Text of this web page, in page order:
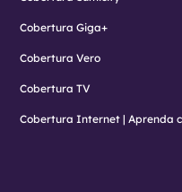
Cobertura Giga+
Cobertura Vero
Cobertura TV
Cobertura Internet | Aprenda